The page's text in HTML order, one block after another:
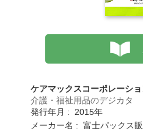
ケアマックスコーポレーシ
介護・福祉用品のデジカタ
発行年月 : 2015年
メーカー名 : 富士パックス